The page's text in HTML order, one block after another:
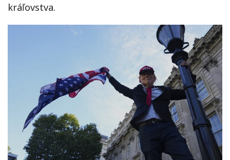
kráľovstva.